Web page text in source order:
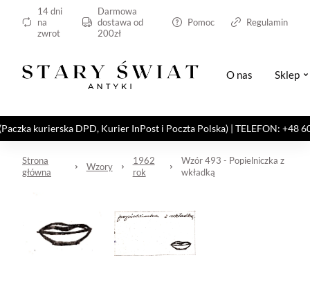
14 dni
na
zwrot
Darmowa
dostawa od
200zł
Pomoc Regulamin
O nas Sklep
kurierska DPD, Kurier InPost i Poczta Polska) | TELEFON: +48
Strona
główna
Wzory
1962
rok
Wzór 493 - Popielniczka z
wkładką